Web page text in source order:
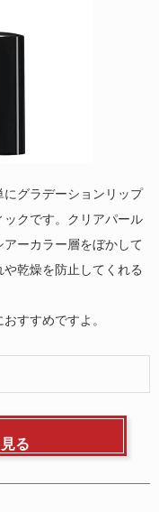
グラデーションリップ
クです。クリアパール
ーカラー層をぼかして
乾燥を防止してくれる
すすめですよ。
る